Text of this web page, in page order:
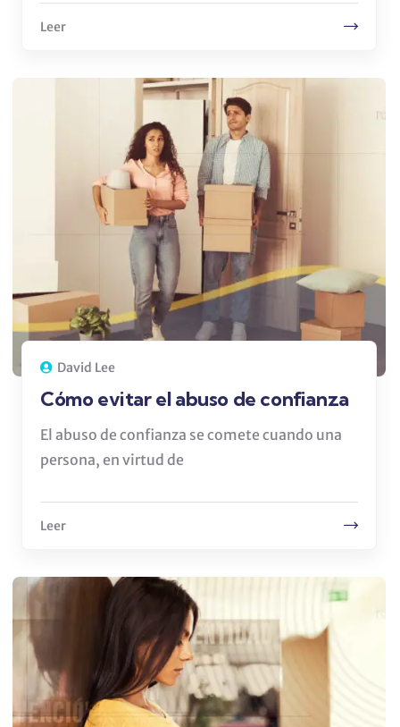
Leer
David Lee
Cómo evitar el abuso de confianza
El abuso de confianza se comete cuando una
persona, en virtud de
Leer